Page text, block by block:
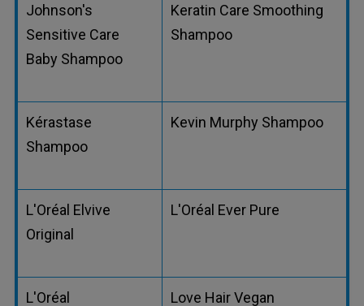
Johnson's
Sensitive Care
Baby Shampoo
Keratin Care Smoothing
Shampoo
Kérastase
Shampoo
Kevin Murphy Shampoo
L'Oréal Elvive
Original
L'Oréal Ever Pure
L'Oréal
Love Hair Vegan